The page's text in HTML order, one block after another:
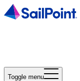
Toggle menu